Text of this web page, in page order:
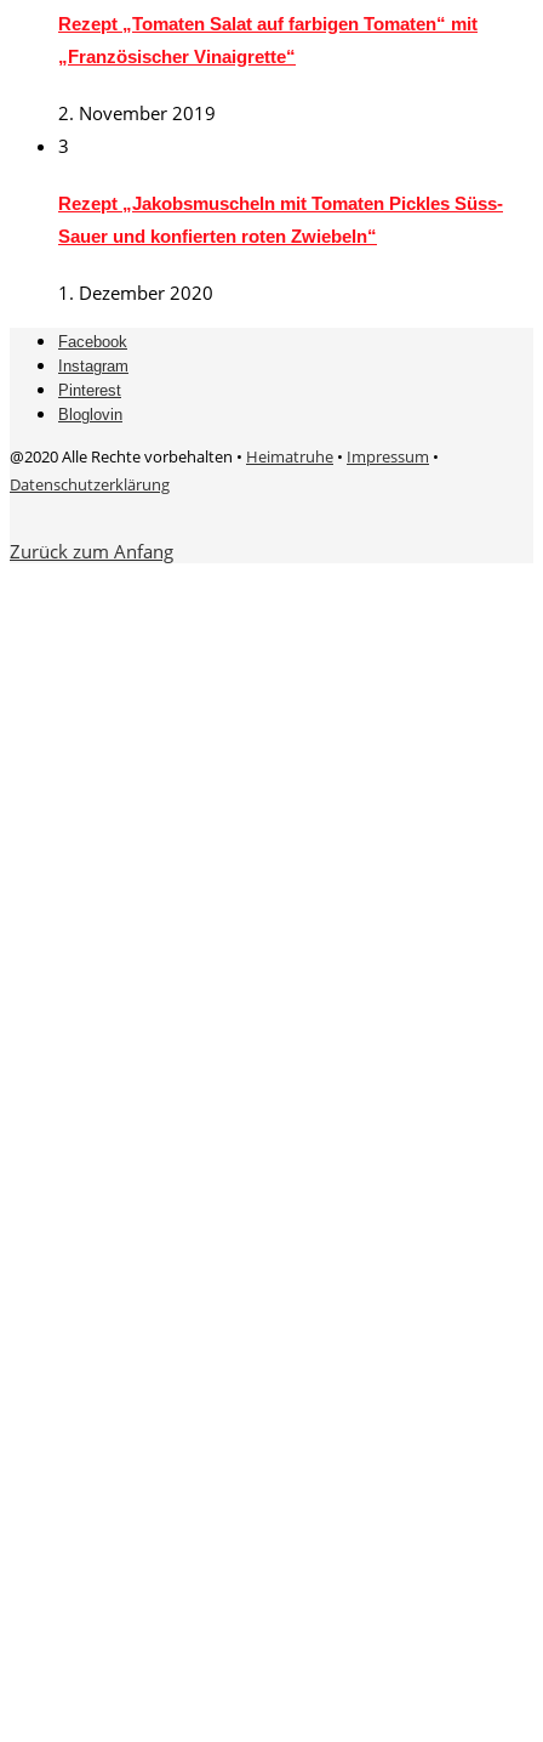
Rezept „Tomaten Salat auf farbigen Tomaten“ mit
„Französischer Vinaigrette“
2. November 2019
3
Rezept „Jakobsmuscheln mit Tomaten Pickles Süss-
Sauer und konfierten roten Zwiebeln“
1. Dezember 2020
Facebook
Instagram
Pinterest
Bloglovin
@2020 Alle Rechte vorbehalten • Heimatruhe • Impressum •
Datenschutzerklärung
Zurück zum Anfang